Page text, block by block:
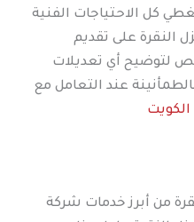
كل الاحتياجات الفنية
النقرة على تقديم
لتوضيح أي تعديلات
عند التعامل مع
من أبرز خدمات شركة